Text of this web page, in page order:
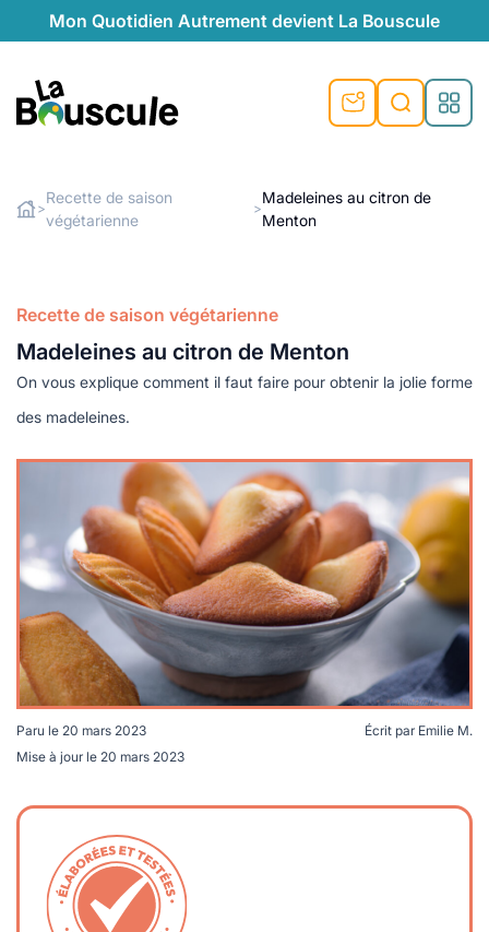
Mon Quotidien Autrement devient La Bouscule
au naturel
végétariennes
locales
durables
beauté naturelle
naturel
de recyclage
témoignages
saison
responsables
douce
Rechercher
>
Recette de saison
végétarienne
>
Madeleines au citron de
Menton
Recette de saison végétarienne
Madeleines au citron de Menton
On vous explique comment il faut faire pour obtenir la jolie forme
des madeleines.
Paru le 20 mars 2023
Mise à jour le 20 mars 2023
Écrit par Emilie M.